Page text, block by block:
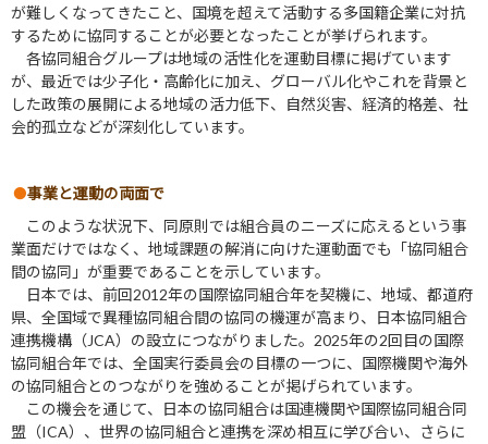
が難しくなってきたこと、国境を超えて活動する多国籍企業に対抗
するために協同することが必要となったことが挙げられます。
各協同組合グループは地域の活性化を運動目標に掲げています
が、最近では少子化・高齢化に加え、グローバル化やこれを背景と
した政策の展開による地域の活力低下、自然災害、経済的格差、社
会的孤立などが深刻化しています。
事業と運動の両面で
このような状況下、同原則では組合員のニーズに応えるという事
業面だけではなく、地域課題の解消に向けた運動面でも「協同組合
間の協同」が重要であることを示しています。
日本では、前回2012年の国際協同組合年を契機に、地域、都道府
県、全国域で異種協同組合間の協同の機運が高まり、日本協同組合
連携機構（JCA）の設立につながりました。2025年の2回目の国際
協同組合年では、全国実行委員会の目標の一つに、国際機関や海外
の協同組合とのつながりを強めることが掲げられています。
この機会を通じて、日本の協同組合は国連機関や国際協同組合同
盟（ICA）、世界の協同組合と連携を深め相互に学び合い、さらに